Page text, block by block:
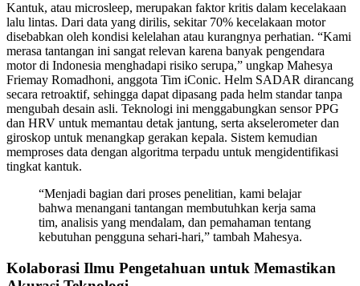
Kantuk, atau microsleep, merupakan faktor kritis dalam kecelakaan
lalu lintas. Dari data yang dirilis, sekitar 70% kecelakaan motor
disebabkan oleh kondisi kelelahan atau kurangnya perhatian. “Kami
merasa tantangan ini sangat relevan karena banyak pengendara
motor di Indonesia menghadapi risiko serupa,” ungkap Mahesya
Friemay Romadhoni, anggota Tim iConic. Helm SADAR dirancang
secara retroaktif, sehingga dapat dipasang pada helm standar tanpa
mengubah desain asli. Teknologi ini menggabungkan sensor PPG
dan HRV untuk memantau detak jantung, serta akselerometer dan
giroskop untuk menangkap gerakan kepala. Sistem kemudian
memproses data dengan algoritma terpadu untuk mengidentifikasi
tingkat kantuk.
“Menjadi bagian dari proses penelitian, kami belajar
bahwa menangani tantangan membutuhkan kerja sama
tim, analisis yang mendalam, dan pemahaman tentang
kebutuhan pengguna sehari-hari,” tambah Mahesya.
Kolaborasi Ilmu Pengetahuan untuk Memastikan